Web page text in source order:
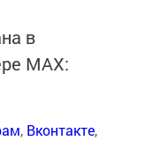
в
MАХ:
, Вконтакте,